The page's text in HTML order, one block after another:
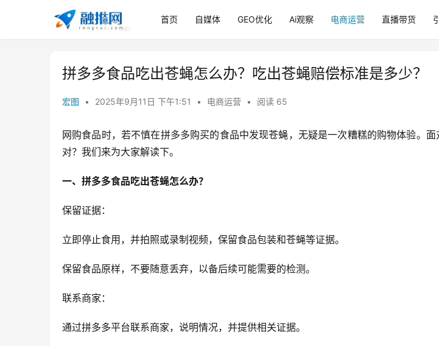
首页 自媒体 GEO优化 Ai观察 电商运营 直播带货
拼多多食品吃出苍蝇怎么办？吃出苍蝇赔偿标准是多少？
宏图 • 2025年9月11日 下午1:51 • 电商运营 • 阅读 65
网购食品时，若不慎在拼多多购买的食品中发现苍蝇，无疑是一次糟糕的购物体验。
对？我们来为大家解读下。
一、拼多多食品吃出苍蝇怎么办？
保留证据：
立即停止食用，并拍照或录制视频，保留食品包装和苍蝇等证据。
保留食品原样，不要随意丢弃，以备后续可能需要的检测。
联系商家：
通过拼多多平台联系商家，说明情况，并提供相关证据。